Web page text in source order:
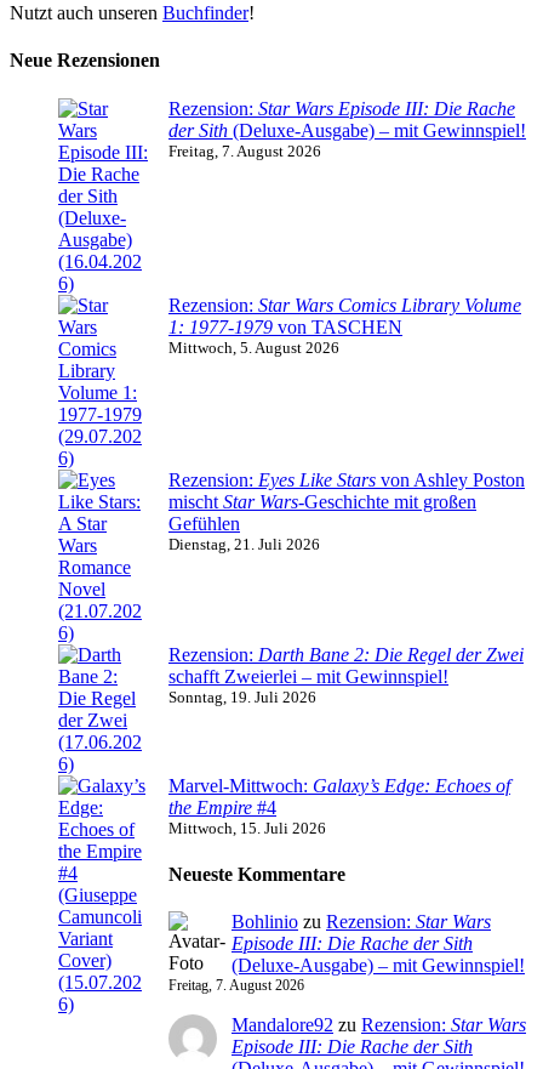
Nutzt auch unseren Buchfinder!
Neue Rezensionen
Rezension: Star Wars Episode III: Die Rache
der Sith (Deluxe-Ausgabe) – mit Gewinnspiel!
Freitag, 7. August 2026
Rezension: Star Wars Comics Library Volume
1: 1977-1979 von TASCHEN
Mittwoch, 5. August 2026
Rezension: Eyes Like Stars von Ashley Poston
mischt Star Wars-Geschichte mit großen
Gefühlen
Dienstag, 21. Juli 2026
Rezension: Darth Bane 2: Die Regel der Zwei
schafft Zweierlei – mit Gewinnspiel!
Sonntag, 19. Juli 2026
Marvel-Mittwoch: Galaxy’s Edge: Echoes of
the Empire #4
Mittwoch, 15. Juli 2026
Neueste Kommentare
Bohlinio zu Rezension: Star Wars
Episode III: Die Rache der Sith
(Deluxe-Ausgabe) – mit Gewinnspiel!
Freitag, 7. August 2026
Mandalore92 zu Rezension: Star Wars
Episode III: Die Rache der Sith